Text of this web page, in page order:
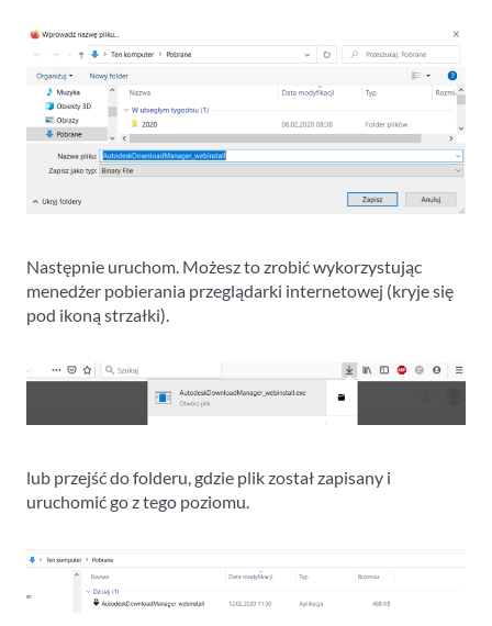
Następnie uruchom. Możesz to zrobić wykorzystując
menedżer pobierania przeglądarki internetowej (kryje się
pod ikoną strzałki).
lub przejść do folderu, gdzie plik został zapisany i
uruchomić go z tego poziomu.